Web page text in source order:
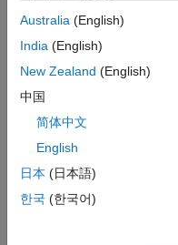
Regar
ding
the
Full-
Conv
erter
block
Australia (English)
India (English)
New Zealand (English)
中国
简体中文
English
日本 (日本語)
한국 (한국어)